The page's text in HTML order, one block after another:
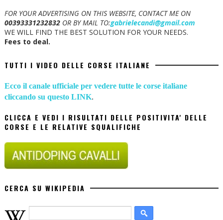
FOR YOUR ADVERTISING ON THIS WEBSITE, CONTACT ME ON
00393331232832OR BY MAIL TO:gabrielecandi@gmail.com
WE WILL FIND THE BEST SOLUTION FOR YOUR NEEDS.
Fees to deal.
TUTTI I VIDEO DELLE CORSE ITALIANE
Ecco il canale ufficiale per vedere tutte le corse italiane
cliccando su questo LINK.
CLICCA E VEDI I RISULTATI DELLE POSITIVITA' DELLE
CORSE E LE RELATIVE SQUALIFICHE
CERCA SU WIKIPEDIA